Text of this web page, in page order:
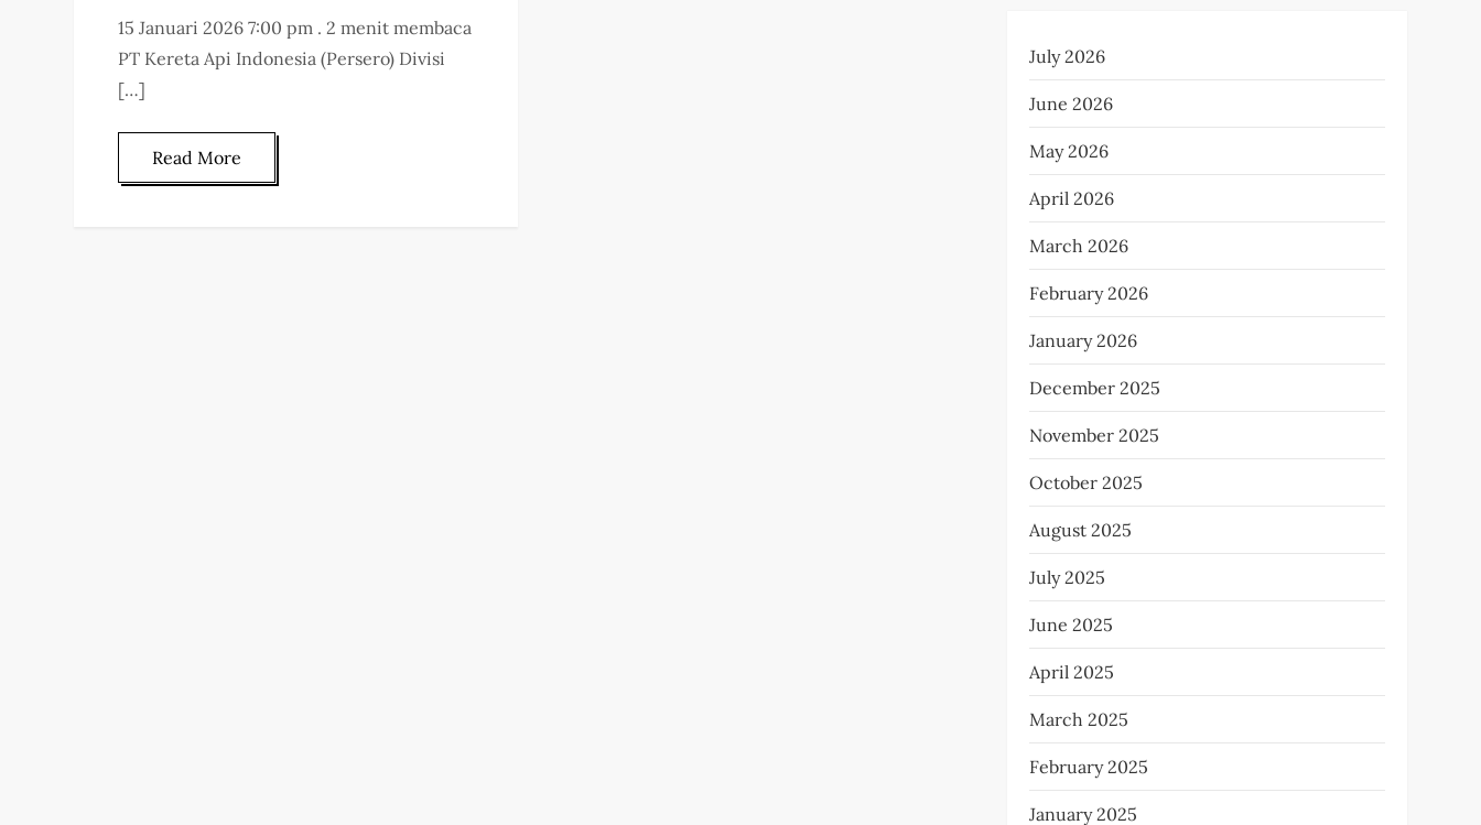
15 Januari 2026 7:00 pm . 2 menit membaca
PT Kereta Api Indonesia (Persero) Divisi
[…]
Read More
July 2026
June 2026
May 2026
April 2026
March 2026
February 2026
January 2026
December 2025
November 2025
October 2025
August 2025
July 2025
June 2025
April 2025
March 2025
February 2025
January 2025